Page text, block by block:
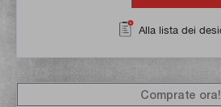
Alla lista dei
Comprate ora!